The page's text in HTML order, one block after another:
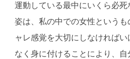
運動している最中にいくら必
姿は、私の中での女性という
ャレ感覚を大切にしなければ
なく身に付けることにより、